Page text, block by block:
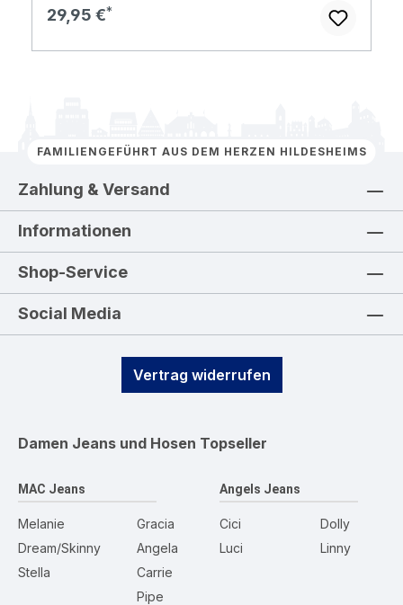
Regulärer Preis:
29,95 €
FAMILIENGEFÜHRT AUS DEM HERZEN HILDESHEIMS
Zahlung & Versand
Informationen
Shop-Service
Social Media
Vertrag widerrufen
Damen Jeans und Hosen Topseller
MAC Jeans
Melanie
Dream/Skinny
Stella
Gracia
Angela
Carrie
Pipe
Angels Jeans
Cici
Luci
Dolly
Linny